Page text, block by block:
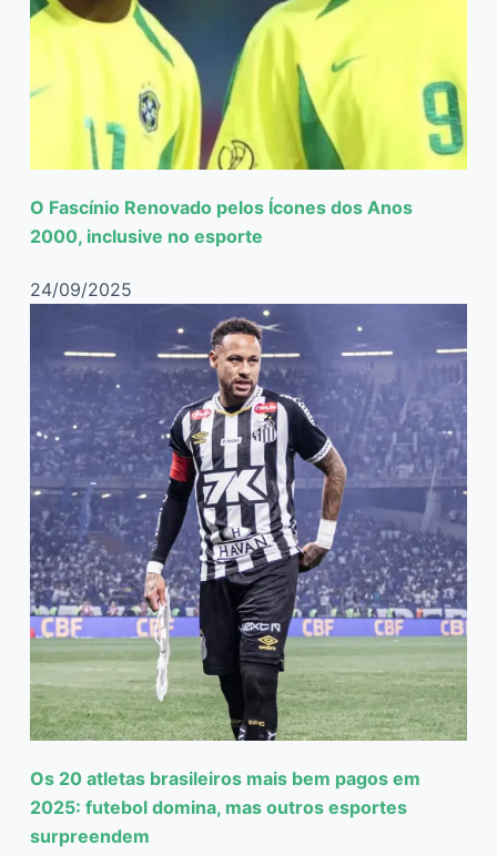
O Fascínio Renovado pelos Ícones dos Anos
2000, inclusive no esporte
24/09/2025
Os 20 atletas brasileiros mais bem pagos em
2025: futebol domina, mas outros esportes
surpreendem